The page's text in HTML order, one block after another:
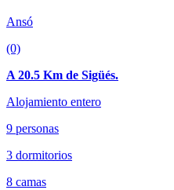
Ansó
(0)
A 20.5 Km de Sigüés.
Alojamiento entero
9 personas
3 dormitorios
8 camas